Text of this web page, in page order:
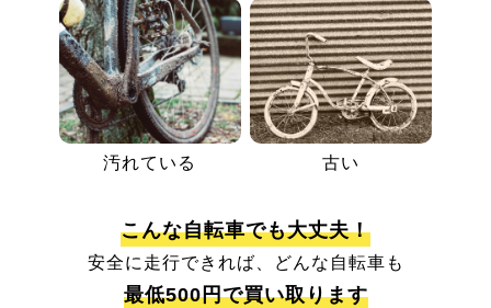
汚れている 古い
こんな自転車でも大丈夫！
安全に走行できれば、どんな自転車も
最低500円で買い取ります